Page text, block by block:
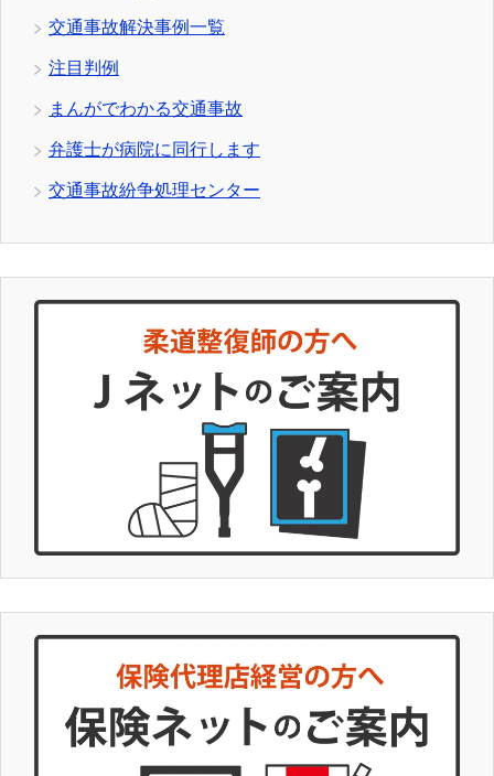
交通事故解決事例一覧
注目判例
まんがでわかる交通事故
弁護士が病院に同行します
交通事故紛争処理センター